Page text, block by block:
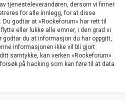
tjenesteleverandøren, dersom vi finner
for alle innlegg, for at disse
godtar at «Rockeforum» har rett til
eller lukke alle emner, i den grad vi
godtar du at informasjon du har oppgitt,
informasjonen ikke vil bli gjort
samtykke, kan verken «Rockeforum»
på hacking som kan føre til at data